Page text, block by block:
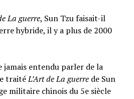
La guerre, Sun Tzu faisait-il
hybride, il y a plus de 2000
jamais entendu parler de la
traitéL’Art de La guerre de Sun
militaire chinois du 5e siècle